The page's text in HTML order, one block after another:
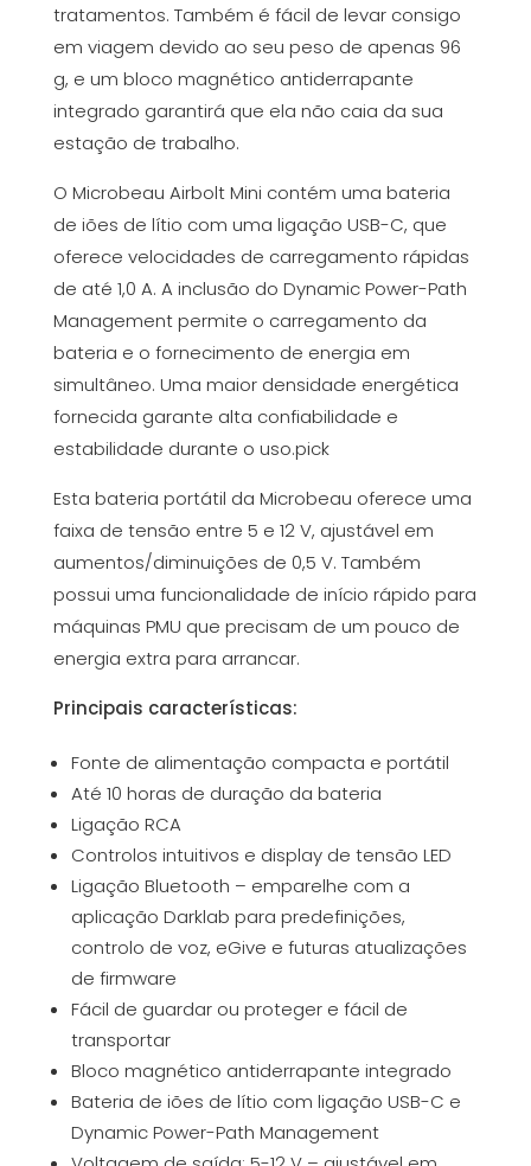
tratamentos. Também é fácil de levar consigo
em viagem devido ao seu peso de apenas 96
g, e um bloco magnético antiderrapante
integrado garantirá que ela não caia da sua
estação de trabalho.
O Microbeau Airbolt Mini contém uma bateria
de iões de lítio com uma ligação USB-C, que
oferece velocidades de carregamento rápidas
de até 1,0 A. A inclusão do Dynamic Power-Path
Management permite o carregamento da
bateria e o fornecimento de energia em
simultâneo. Uma maior densidade energética
fornecida garante alta confiabilidade e
estabilidade durante o uso.pick
Esta bateria portátil da Microbeau oferece uma
faixa de tensão entre 5 e 12 V, ajustável em
aumentos/diminuições de 0,5 V. Também
possui uma funcionalidade de início rápido para
máquinas PMU que precisam de um pouco de
energia extra para arrancar.
Principais características:
Fonte de alimentação compacta e portátil
Até 10 horas de duração da bateria
Ligação RCA
Controlos intuitivos e display de tensão LED
Ligação Bluetooth – emparelhe com a
aplicação Darklab para predefinições,
controlo de voz, eGive e futuras atualizações
de firmware
Fácil de guardar ou proteger e fácil de
transportar
Bloco magnético antiderrapante integrado
Bateria de iões de lítio com ligação USB-C e
Dynamic Power-Path Management